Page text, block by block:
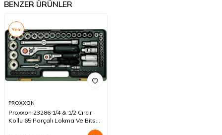
BENZER ÜRÜNLER
Yeni
PROXXON
Proxxon 23286 1/4 & 1/2 Cırcır
Kollu 65 Parçalı Lokma Ve Bits